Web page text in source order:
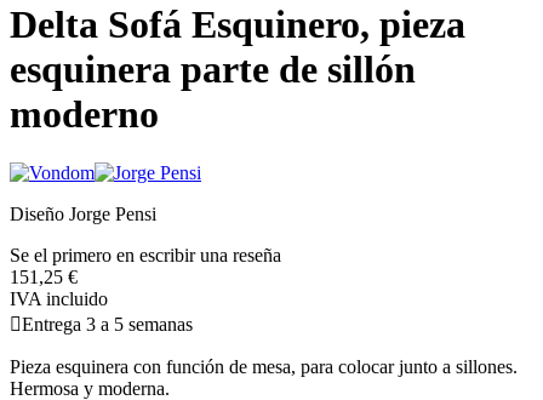
Delta Sofá Esquinero, pieza
esquinera parte de sillón
moderno
Diseño Jorge Pensi
Se el primero en escribir una reseña
151,25 €
IVA incluido
Entrega 3 a 5 semanas
Pieza esquinera con función de mesa, para colocar junto a sillones.
Hermosa y moderna.